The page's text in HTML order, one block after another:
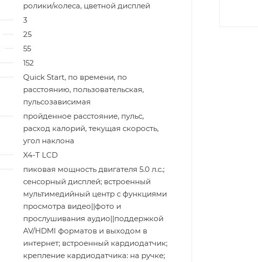
ролики/колеса, цветной дисплей
3
25
55
152
Quick Start, по времени, по
расстоянию, пользовательская,
пульсозависимая
пройденное расстояние, пульс,
расход калорий, текущая скорость,
угол наклона
X4-T LCD
пиковая мощность двигателя 5.0 л.с.;
сенсорный дисплей; встроенный
мультимедийный центр с функциями
просмотра видео||фото и
прослушивания аудио||поддержкой
AV/HDMI форматов и выходом в
интернет; встроенный кардиодатчик;
крепление кардиодатчика: на ручке;